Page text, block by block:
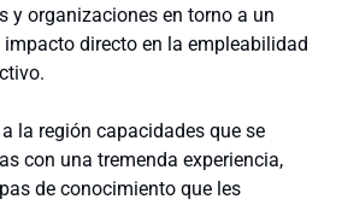
y organizaciones en torno a un
directo en la empleabilidad
la región capacidades que se
con una tremenda experiencia,
de conocimiento que les